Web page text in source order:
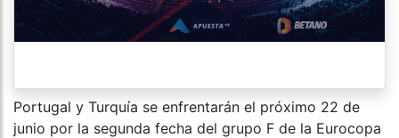
Portugal y Turquía se enfrentarán el próximo 22 de
junio por la segunda fecha del grupo F de la Eurocopa